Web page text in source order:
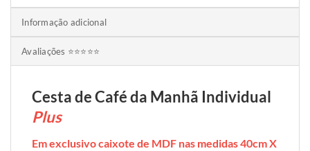
Informação adicional
Avaliações ⭐⭐⭐⭐⭐
Cesta de Café da Manhã Individual
Plus
Em exclusivo caixote de MDF nas medidas 40cm X